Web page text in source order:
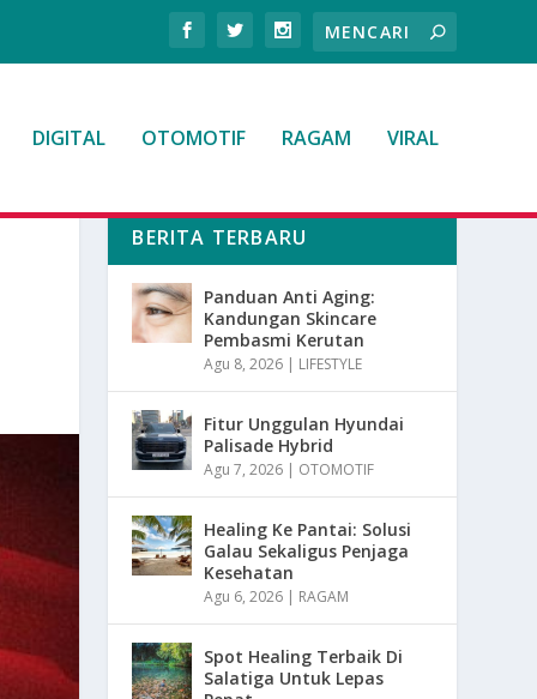
DIGITAL OTOMOTIF RAGAM VIRAL
BERITA TERBARU
Panduan Anti Aging:
Kandungan Skincare
Pembasmi Kerutan
Agu 8, 2026 | LIFESTYLE
Fitur Unggulan Hyundai
Palisade Hybrid
Agu 7, 2026 | OTOMOTIF
Healing Ke Pantai: Solusi
Galau Sekaligus Penjaga
Kesehatan
Agu 6, 2026 | RAGAM
Spot Healing Terbaik Di
Salatiga Untuk Lepas